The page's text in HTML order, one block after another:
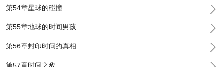
第54章星球的碰撞
第55章地球的时间男孩
第56章封印时间的真相
第57章时间之敌